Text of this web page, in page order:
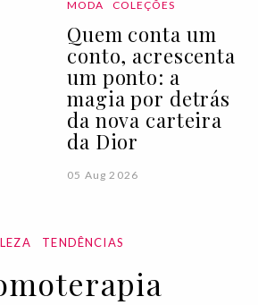
MODA COLEÇÕES
Quem conta um
conto, acrescenta
um ponto: a
magia por detrás
da nova carteira
da Dior
05 Aug 2026
TENDÊNCIAS